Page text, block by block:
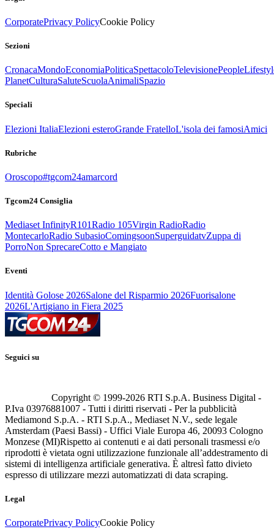
CorporatePrivacy PolicyCookie Policy
Sezioni
CronacaMondoEconomiaPoliticaSpettacoloTelevisionePeople
PlanetCulturaSaluteScuolaAnimaliSpazio
Speciali
Elezioni ItaliaElezioni esteroGrande FratelloL'isola dei famosiAmici
Rubriche
Oroscopo#tgcom24amarcord
Tgcom24 Consiglia
Mediaset InfinityR101Radio 105Virgin RadioRadio
MontecarloRadio SubasioComingsoonSuperguidatvZuppa di
PorroNon SprecareCotto e Mangiato
Eventi
Identità Golose 2026Salone del Risparmio 2026Fuorisalone
2026L'Artigiano in Fiera 2025
Seguici su
Copyright © 1999-2026 RTI S.p.A. Business Digital -
P.Iva 03976881007 - Tutti i diritti riservati - Per la pubblicità
Mediamond S.p.A. - RTI S.p.A., Mediaset N.V., sede legale
Amsterdam (Paesi Bassi) - Uffici Viale Europa 46, 20093 Cologno
Monzese (MI)Rispetto ai contenuti e ai dati personali trasmessi e/o
riprodotti è vietata ogni utilizzazione funzionale all’addestramento di
sistemi di intelligenza artificiale generativa. È altresì fatto divieto
espresso di utilizzare mezzi automatizzati di data scraping.
Legal
CorporatePrivacy PolicyCookie Policy